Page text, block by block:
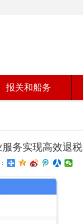
报关和船务
务实现高效退税